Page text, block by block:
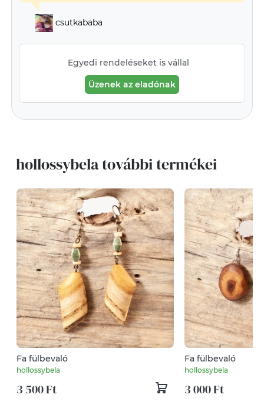
csutkababa
Egyedi rendeléseket is vállal
Üzenek az eladónak
hollossybela további termékei
Fa fülbevaló
hollossybela
3 500 Ft
Fa fülbevaló
hollossybela
3 000 Ft